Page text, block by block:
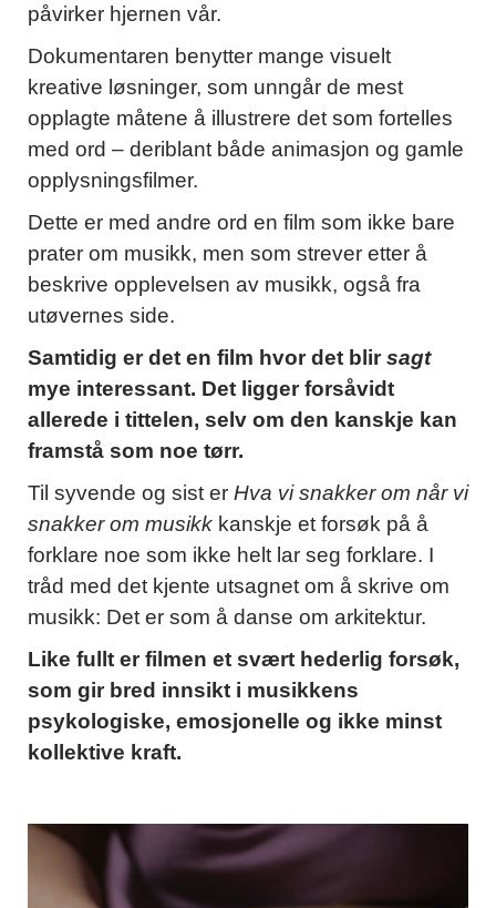
påvirker hjernen vår.
Dokumentaren benytter mange visuelt
kreative løsninger, som unngår de mest
opplagte måtene å illustrere det som fortelles
med ord – deriblant både animasjon og gamle
opplysningsfilmer.
Dette er med andre ord en film som ikke bare
prater om musikk, men som strever etter å
beskrive opplevelsen av musikk, også fra
utøvernes side.
Samtidig er det en film hvor det blirsagt
mye interessant. Det ligger forsåvidt
allerede i tittelen, selv om den kanskje kan
framstå som noe tørr.
Til syvende og sist er Hva vi snakker om når vi
snakker om musikk kanskje et forsøk på å
forklare noe som ikke helt lar seg forklare. I
tråd med det kjente utsagnet om å skrive om
musikk: Det er som å danse om arkitektur.
Like fullt er filmen et svært hederlig forsøk,
som gir bred innsikt i musikkens
psykologiske, emosjonelle og ikke minst
kollektive kraft.